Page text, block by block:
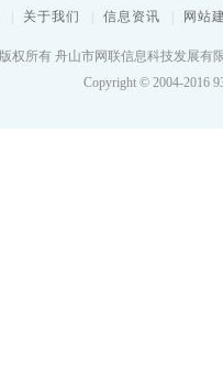
关于我们 信息资讯 网站
版权所有 舟山市网联信息科技发展有
Copyright © 2004-2016